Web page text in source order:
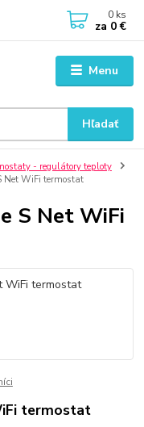
Menu
Hľadať
0 ks
za 0 €
- regulátory teploty
Net WiFi termostat
S Net WiFi
termostat